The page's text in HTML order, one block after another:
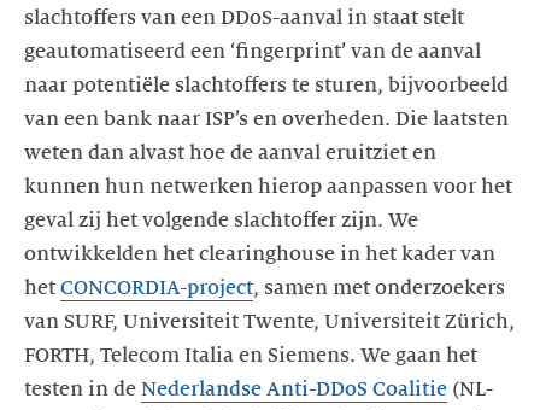
slachtoffers van een DDoS-aanval in staat stelt
geautomatiseerd een ‘fingerprint’ van de aanval
naar potentiële slachtoffers te sturen, bijvoorbeeld
van een bank naar ISP’s en overheden. Die laatsten
weten dan alvast hoe de aanval eruitziet en
kunnen hun netwerken hierop aanpassen voor het
geval zij het volgende slachtoffer zijn. We
ontwikkelden het clearinghouse in het kader van
het CONCORDIA-project, samen met onderzoekers
van SURF, Universiteit Twente, Universiteit Zürich,
FORTH, Telecom Italia en Siemens. We gaan het
testen in de Nederlandse Anti-DDoS Coalitie (NL-